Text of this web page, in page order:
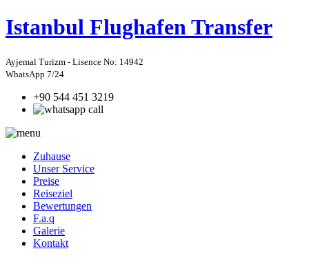
Istanbul Flughafen Transfer
Ayjemal Turizm - Lisence No: 14942
WhatsApp 7/24
+90 544 451 3219
Zuhause
Unser Service
Preise
Reiseziel
Bewertungen
F.a.q
Galerie
Kontakt